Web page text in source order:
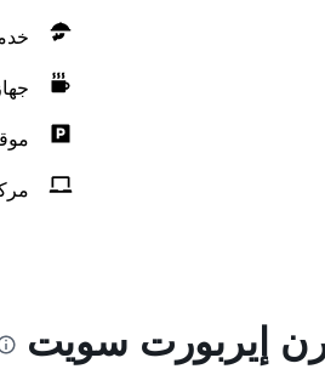
إيربورت سويت